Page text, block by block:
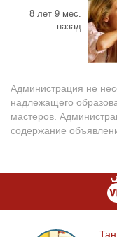
8 лет 9 мес.
назад
Администрация не
надлежащего
мастеров.
содержание